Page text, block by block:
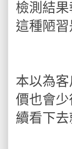
檢測結
這種陋習
本以為
價也會
續看下